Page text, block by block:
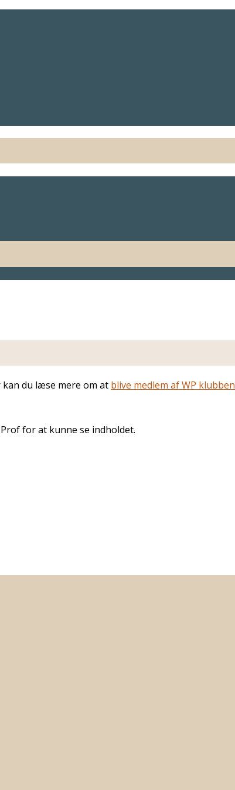
du læse mere om at blive medlem af WP klubben
for at kunne se indholdet.